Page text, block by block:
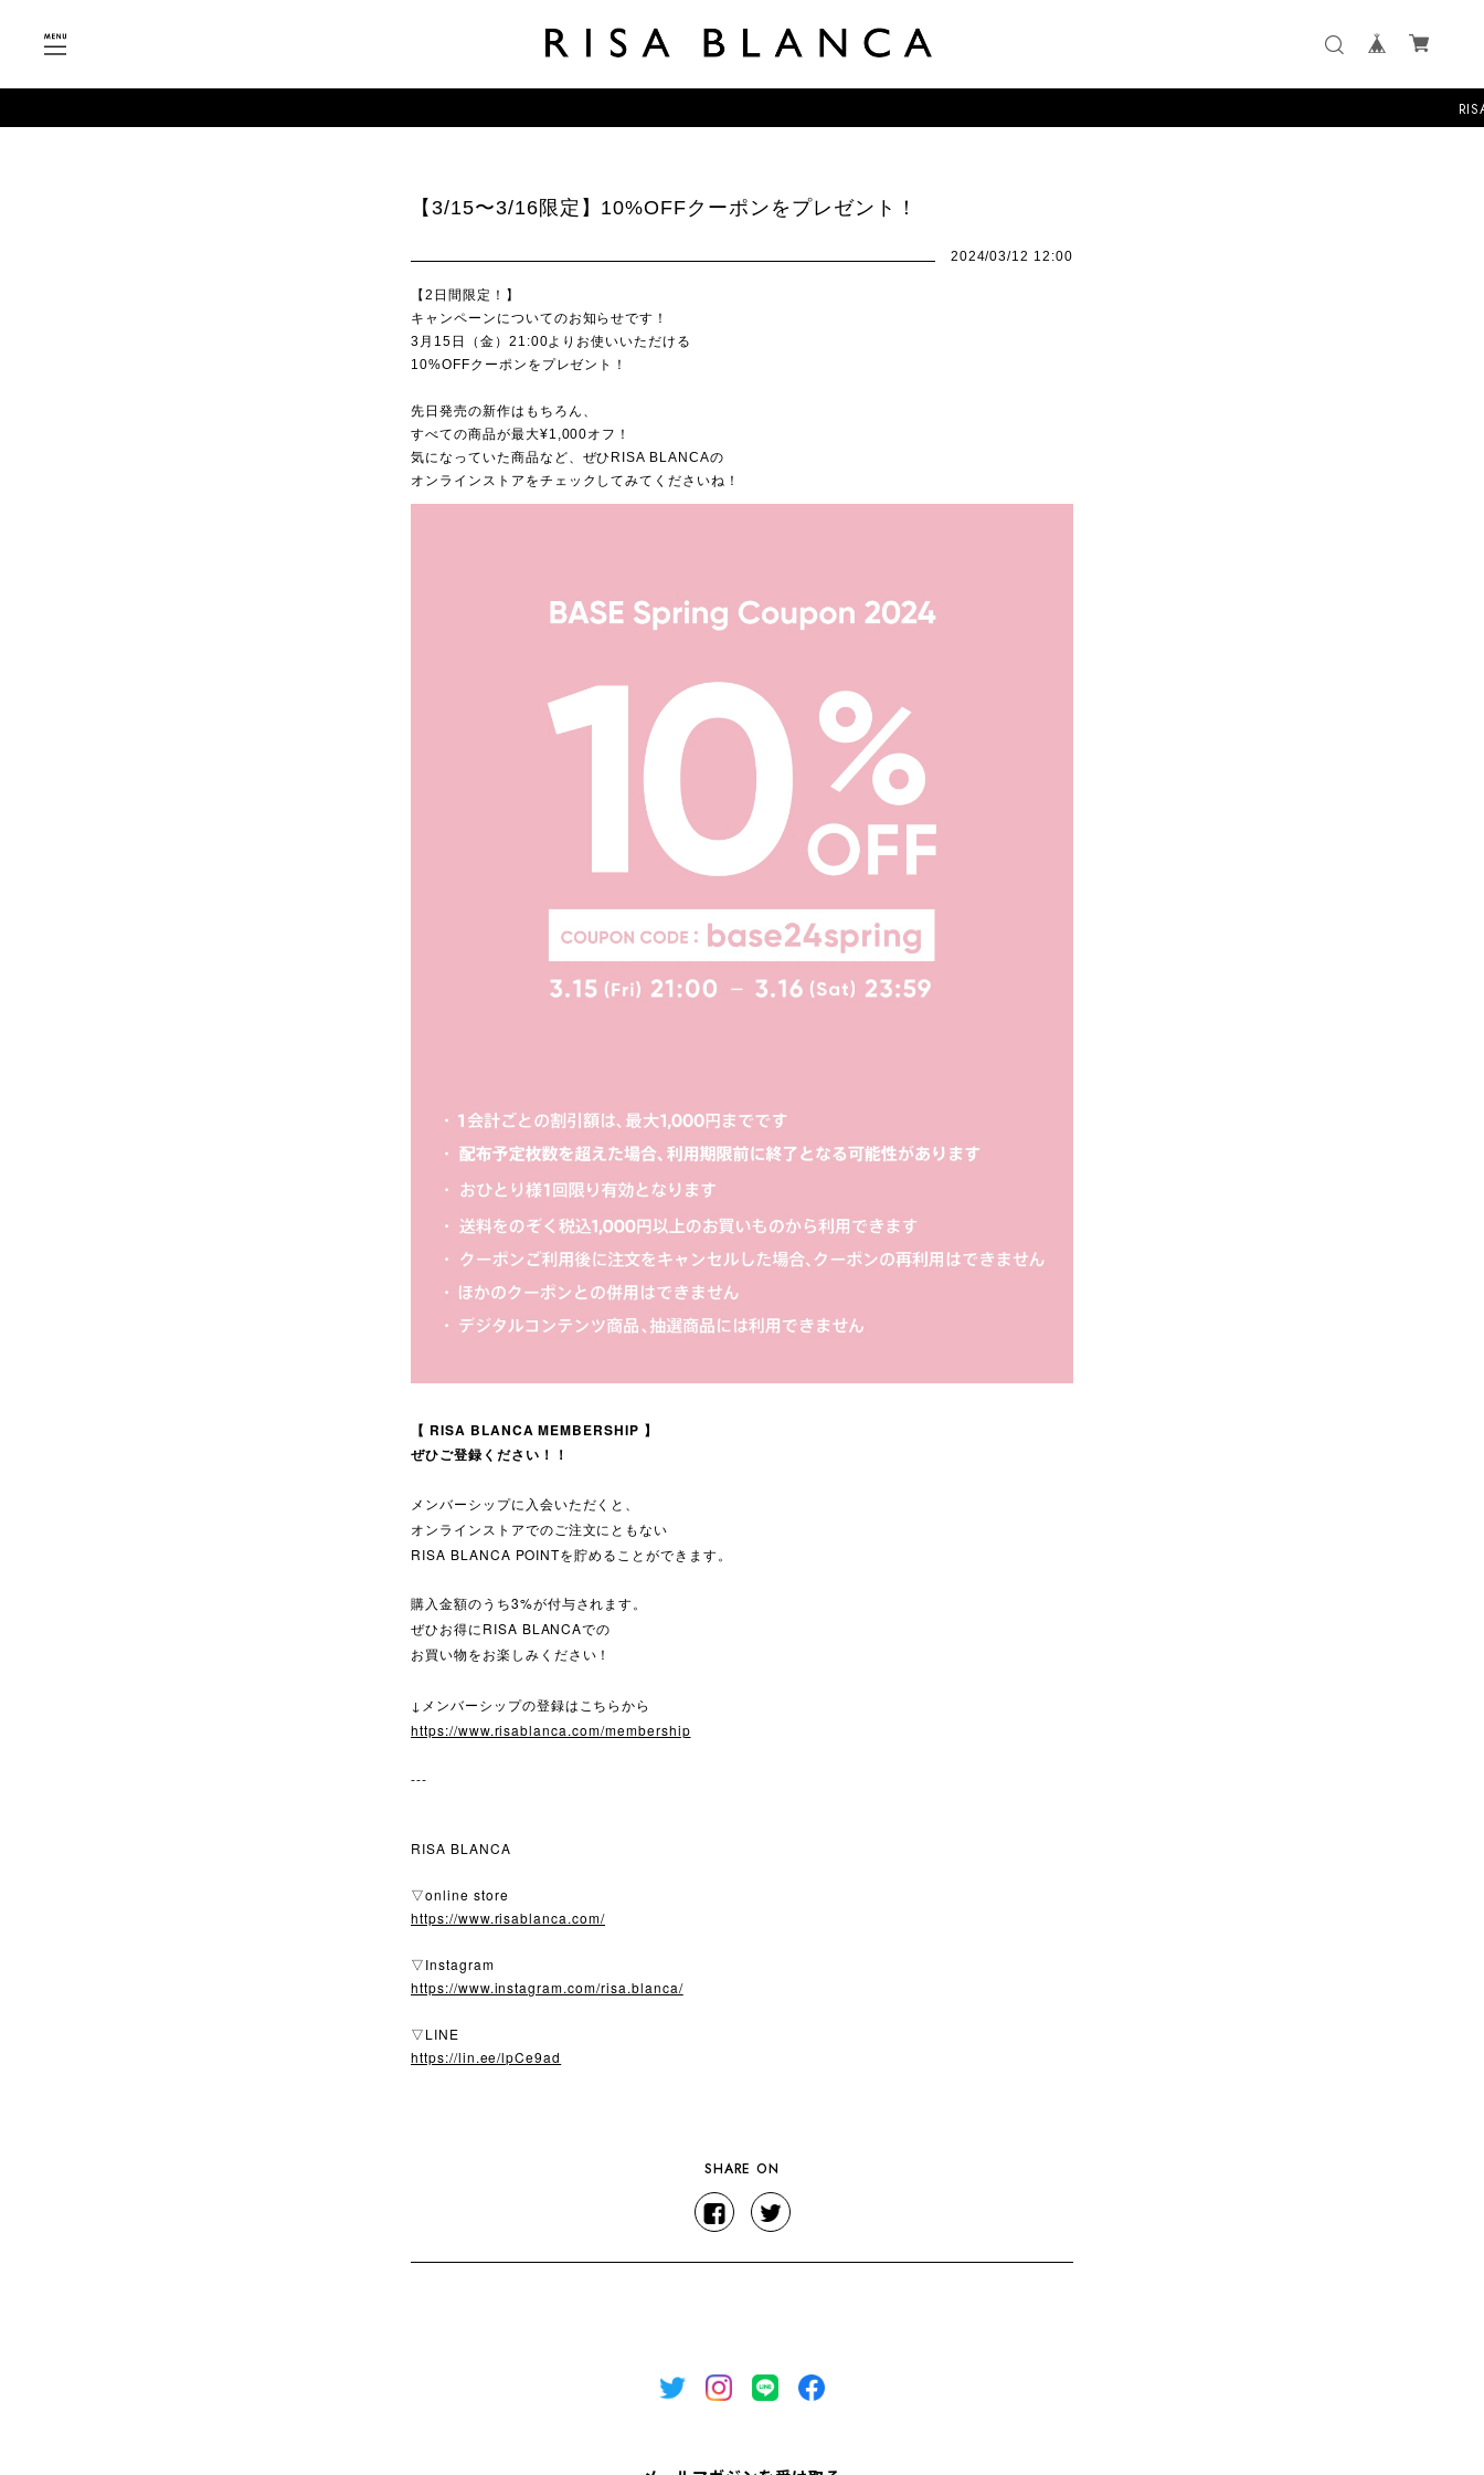
RISA
【3/15〜3/16限定】10%OFFクーポンをプレゼント！
2024/03/12 12:00
【2日間限定！】
キャンペーンについてのお知らせです！
3月15日（金）21:00よりお使いいただける
10%OFFクーポンをプレゼント！
先日発売の新作はもちろん、
すべての商品が最大¥1,000オフ！
気になっていた商品など、ぜひRISA BLANCAの
オンラインストアをチェックしてみてくださいね！
【 RISA BLANCA MEMBERSHIP 】
ぜひご登録ください！！
メンバーシップに入会いただくと、
オンラインストアでのご注文にともない
RISA BLANCA POINTを貯めることができます。
購入金額のうち3%が付与されます。
ぜひお得にRISA BLANCAでの
お買い物をお楽しみください！
↓メンバーシップの登録はこちらから
https://www.risablanca.com/membership
---
RISA BLANCA
▽online store
https://www.risablanca.com/
▽Instagram
https://www.instagram.com/risa.blanca/
▽LINE
https://lin.ee/lpCe9ad
SHARE ON